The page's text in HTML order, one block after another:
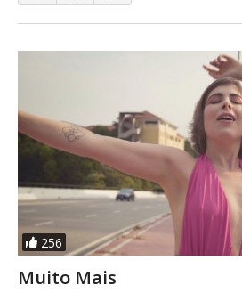
256
Muito Mais